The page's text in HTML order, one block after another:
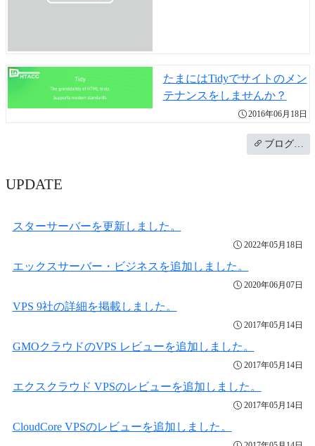
たまにはTidyでサイトのメン
テナンスをしませんか？
2016年06月18日
ブログ…
UPDATE
スターサーバーを更新しました。
2022年05月18日
エックスサーバー・ビジネスを追加しました。
2020年06月07日
VPS 9社の詳細を掲載しました。
2017年05月14日
GMOクラウドのVPS レビューを追加しました。
2017年05月14日
エクスクラウド VPSのレビューを追加しました。
2017年05月14日
CloudCore VPSのレビューを追加しました。